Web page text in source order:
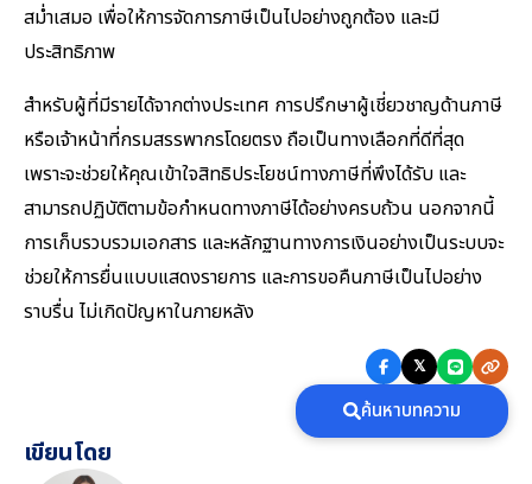
สม่ำเสมอ เพื่อให้การจัดการภาษีเป็นไปอย่างถูกต้อง และมี
ประสิทธิภาพ
สำหรับผู้ที่มีรายได้จากต่างประเทศ การปรึกษาผู้เชี่ยวชาญด้านภาษี
หรือเจ้าหน้าที่กรมสรรพากรโดยตรง ถือเป็นทางเลือกที่ดีที่สุด
เพราะจะช่วยให้คุณเข้าใจสิทธิประโยชน์ทางภาษีที่พึงได้รับ และ
สามารถปฏิบัติตามข้อกำหนดทางภาษีได้อย่างครบถ้วน นอกจากนี้
การเก็บรวบรวมเอกสาร และหลักฐานทางการเงินอย่างเป็นระบบจะ
ช่วยให้การยื่นแบบแสดงรายการ และการขอคืนภาษีเป็นไปอย่าง
ราบรื่น ไม่เกิดปัญหาในภายหลัง
𝕏
ค้นหาบทความ
เขียนโดย